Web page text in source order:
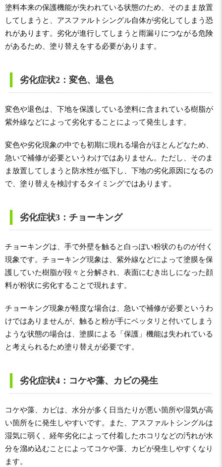
塗料本来の保護機能が失われている状態のため、そのまま放置
してしまうと、アスファルトシングル自体が劣化してしまう恐
れがあります。劣化が進行してしまうと雨漏りにつながる危険
があるため、塗り替えをする必要があります。
劣化症状2：変色、退色
変色や退色は、下地を保護している塗料に含まれている樹脂が
紫外線などによって劣化することによって発生します。
変色や劣化現象の中でも初期に現れる場合がほとんどなため、
急いで補修が必要というわけではありません。ただし、そのま
ま放置してしまうと防水性が低下し、下地の劣化原因になるの
で、塗り替えを検討するタイミングではあります。
劣化症状3：チョーキング
チョーキングは、手で外壁を触ると白っぽい粉状のものが付く
現象です。チョーキング現象は、紫外線などによって塗膜を保
護していた樹脂が段々と分解され、表面にむき出しになった顔
料が粉状に劣化することで現れます。
チョーキング現象が軽度な場合は、急いで補修が必要というわ
けではありませんが、触ると粉が手にベッタリと付いてしまう
ような状態の場合は、塗膜による「保護」機能は失われている
と考えられるため塗り替えが必要です。
劣化症状4：コケや藻、カビの発生
コケや藻、カビは、水分が多く日当たりが悪い箇所や湿気が高
い箇所をに発生しやすいです。また、アスファルトシングルは
湿気に弱く、経年劣化によって付着したホコリなどの汚れが水
分を溜め込むことによってコケや藻、カビが発生しやすくなり
ます。